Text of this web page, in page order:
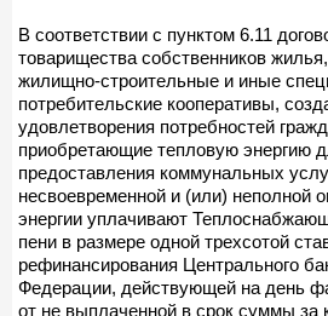
В соответствии с пунктом 6.11
товарищества собственников
жилищно-строительные и иные
потребительские кооперативы,
удовлетворения потребностей
приобретающие тепловую энергию
предоставления коммунальных
несвоевременной и (или) неполной
энергии уплачивают
пени в размере одной трехсотой
рефинансирования Центрального
Федерации, действующей на день
от не выплаченной в срок суммы за